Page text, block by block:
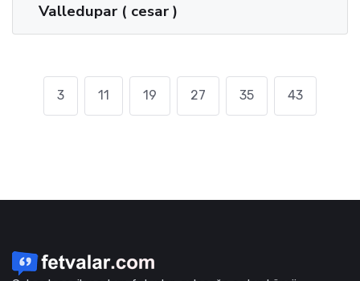
Valledupar ( cesar )
3 11 19 27 35 43